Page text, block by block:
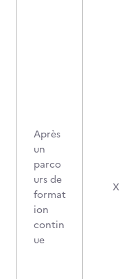
Après
un
parco
urs de
format
ion
contin
ue
X